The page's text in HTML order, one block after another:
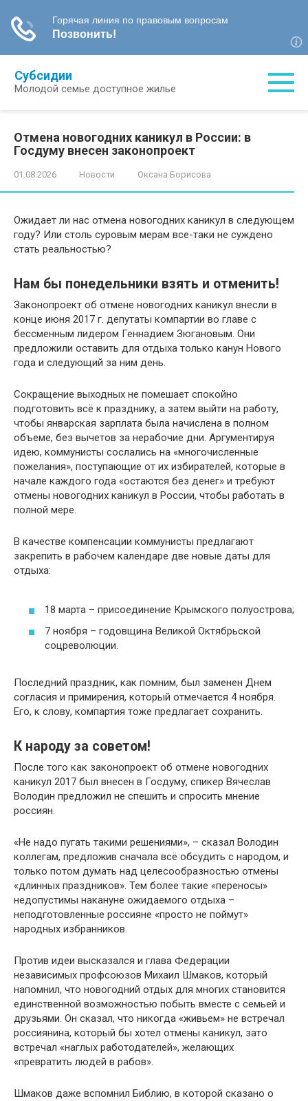
контенту
Субсидии
Молодой семье доступное жилье
Отмена новогодних каникул в России: в
Госдуму внесен законопроект
01.08.2026 Новости Оксана Борисова
Ожидает ли нас отмена новогодних каникул в следующем
году? Или столь суровым мерам все-таки не суждено
стать реальностью?
Нам бы понедельники взять и отменить!
Законопроект об отмене новогодних каникул внесли в
конце июня 2017 г. депутаты компартии во главе с
бессменным лидером Геннадием Зюгановым. Они
предложили оставить для отдыха только канун Нового
года и следующий за ним день.
Сокращение выходных не помешает спокойно
подготовить всё к празднику, а затем выйти на работу,
чтобы январская зарплата была начислена в полном
объеме, без вычетов за нерабочие дни. Аргументируя
идею, коммунисты сослались на «многочисленные
пожелания», поступающие от их избирателей, которые в
начале каждого года «остаются без денег» и требуют
отмены новогодних каникул в России, чтобы работать в
полной мере.
В качестве компенсации коммунисты предлагают
закрепить в рабочем календаре две новые даты для
отдыха:
18 марта – присоединение Крымского полуострова;
7 ноября – годовщина Великой Октябрьской
соцреволюции.
Последний праздник, как помним, был заменен Днем
согласия и примирения, который отмечается 4 ноября.
Его, к слову, компартия тоже предлагает сохранить.
К народу за советом!
После того как законопроект об отмене новогодних
каникул 2017 был внесен в Госдуму, спикер Вячеслав
Володин предложил не спешить и спросить мнение
россиян.
«Не надо пугать такими решениями», – сказал Володин
коллегам, предложив сначала всё обсудить с народом, и
только потом думать над целесообразностью отмены
«длинных праздников». Тем более такие «переносы»
недопустимы накануне ожидаемого отдыха –
неподготовленные россияне «просто не поймут»
народных избранников.
Против идеи высказался и глава Федерации
независимых профсоюзов Михаил Шмаков, который
напомнил, что новогодний отдых для многих становится
единственной возможностью побыть вместе с семьей и
друзьями. Он сказал, что никогда «живьем» не встречал
россиянина, который бы хотел отмены каникул, зато
встречал «наглых работодателей», желающих
«превратить людей в рабов».
Шмаков даже вспомнил Библию, в которой сказано о